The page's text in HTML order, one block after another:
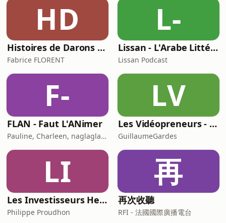
podcastchoices.com/adchoices
HD
Histoires de Darons (des pères qui parlent de paternité)
Fabrice FLORENT
L-
Lissan - L'Arabe Littéraire au Quotidien
Lissan Podcast
F-
FLAN - Faut L'ANimer
Pauline, Charleen, naglaglasson, Élabète
LV
Les Vidéopreneurs - Le Podcast des vidéastes entrepreneurs.
GuillaumeGardes
LI
Les Investisseurs Heureux : le podcast sans langue de bois
Philippe Proudhon
再
再次收聽
RFI - 法國國際廣播電台